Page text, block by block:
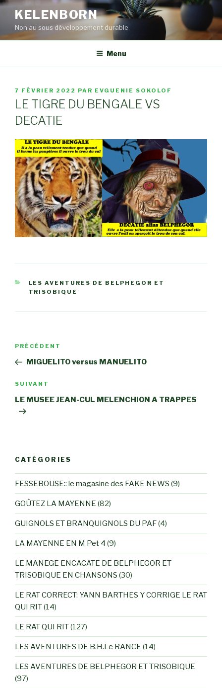
Aller
contenu
principal
KELENBORN
Non au sous développement durable
Menu
PUBLIÉ
LE
7 FÉVRIER 2022 PAR EVGUENIE SOKOLOF
LE TIGRE DU BENGALE VS
DECATIE
CATÉGORIES
LES AVENTURES DE BELPHEGOR ET
TRISOBIQUE
Navigation
l’article
Article
précédent
PRÉCÉDENT
MIGUELITO versus MANUELITO
Article
suivant
SUIVANT
LE MUSEE JEAN-CUL MELENCHION A TRAPPES
CATÉGORIES
FESSEBOUSE:: le magasine des FAKE NEWS (9)
GOÛTEZ LA MAYENNE (82)
GUIGNOLS ET BRANQUIGNOLS DU PAF(4)
LA MAYENNE EN M Pet 4 (9)
LE MANEGE ENCACATE DE BELPHEGOR ET
TRISOBIQUE EN CHANSONS (30)
LE RAT CORRECT: YANN BARTHES Y CORRIGE LE RAT
QUI RIT(14)
LE RAT QUI RIT(127)
LES AVENTURES DE B.H.Le RANCE (14)
LES AVENTURES DE BELPHEGOR ET TRISOBIQUE
(97)